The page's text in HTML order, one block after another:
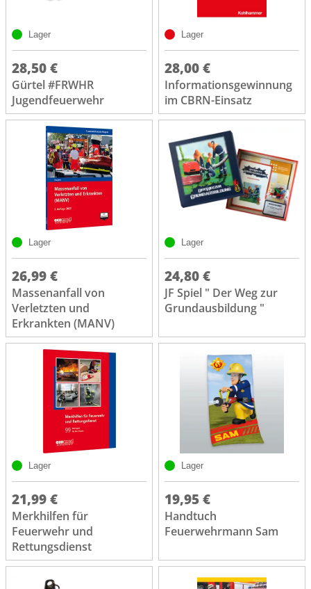
Lager
28,50 €
Gürtel #FRWHR
Jugendfeuerwehr
Lager
28,00 €
Informationsgewinnung
im CBRN-Einsatz
Lager
26,99 €
Massenanfall von
Verletzten und
Erkrankten (MANV)
Lager
24,80 €
JF Spiel " Der Weg zur
Grundausbildung "
Lager
21,99 €
Merkhilfen für
Feuerwehr und
Rettungsdienst
Lager
19,95 €
Handtuch
Feuerwehrmann Sam